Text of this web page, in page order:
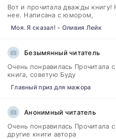
Вот и прочитала дважды книгу!
нее. Написана с юмором,
Моя. Я сказал! - Оливия Лейк
Безымянный читатель
Очень понравилась Прочитала
книга, советую Буду
Главный приз для мажора
Анонимный читатель
Очень понравилась Прочитала
другие книги автора